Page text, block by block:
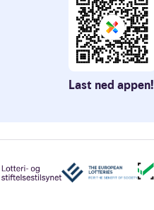
Last ned appen!